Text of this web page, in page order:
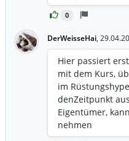
0
DerWeisseHai,
Hier passiert
mit dem Kurs,
im
denZeitpunkt
Eigentümer,
nehmen